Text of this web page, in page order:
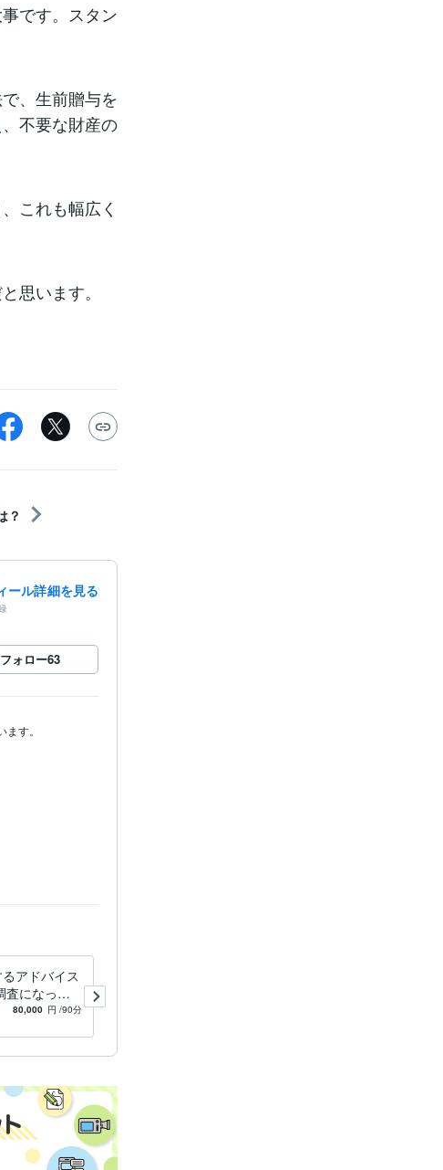
です。スタン
、生前贈与を
不要な財産の
これも幅広く
思います。
？
ール詳細を見る
フォロー63
す。
アドバイス
査になっ
絡が来たら
80,000 円 /90分